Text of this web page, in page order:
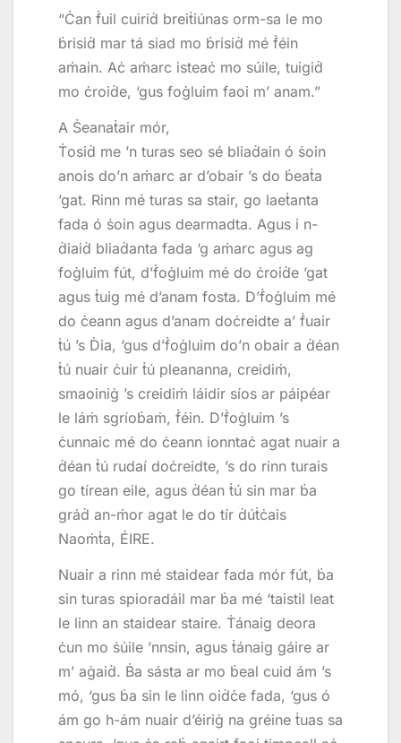
“Ċan ḟuil cuiriḋ breiṫiúnas orm-sa le mo
ḃrisiḋ mar tá siad mo ḃrisiḋ mé ḟéin
aṁain. Aċ aṁarc isteaċ mo súile, tuigiḋ
mo ċroiḋe, ‘gus foġluim faoi m’ anam.”
A Ṡeanaṫair mór,
Ṫosiḋ me ’n turas seo sé bliaḋain ó ṡoin
anois do’n aṁarc ar d’obair ’s do ḃeaṫa
’gat. Rinn mé turas sa stair, go laeṫanta
fada ó ṡoin agus dearmadta. Agus i n-
ḋiaiḋ bliaḋanta fada ‘g aṁarc agus ag
foġluim fút, d’ḟoġluim mé do ċroiḋe ’gat
agus ṫuig mé d’anam fosta. D’ḟoġluim mé
do ċeann agus d’anam doċreidte a’ ḟuair
ṫú ’s Ḋia, ‘gus d’ḟoġluim do’n obair a ḋéan
ṫú nuair ċuir ṫú pleananna, creidiṁ,
smaoiniġ ’s creidiṁ láidir síos ar páipéar
le láṁ sgríoḃaṁ, ḟéin. D’ḟoġluim ’s
ċunnaic mé do ċeann ionntaċ agat nuair a
ḋéan ṫú rudaí doċreidte, ’s do rinn turais
go tírean eile, agus ḋéan ṫú sin mar ḃa
gráḋ an-ṁor agat le do tír ḋúṫċais
Naoṁṫa, ÉIRE.
Nuair a rinn mé staidear fada mór fút, ḃa
sin turas spioradáil mar ḃa mé ‘taistil leat
le linn an staidear staire. Ṫánaig deora
ċun mo ṡúile ’nnsin, agus ṫánaig gáire ar
m’ aġaiḋ. Ḃa sásta ar mo ḃeal cuid ám ’s
mó, ‘gus ḃa sin le linn oiḋċe fada, ‘gus ó
ám go h-ám nuair d’éiriġ na gréine ṫuas sa